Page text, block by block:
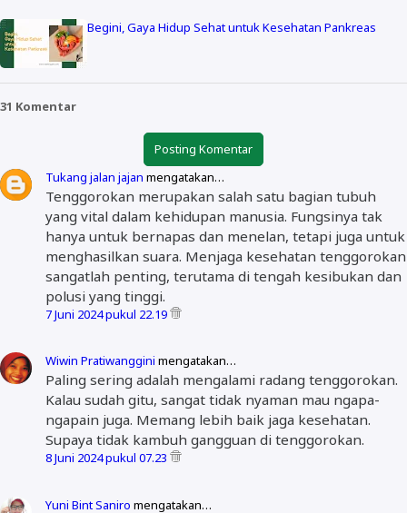
Begini, Gaya Hidup Sehat untuk Kesehatan Pankreas
31 Komentar
Posting Komentar
Tukang jalan jajan mengatakan…
Tenggorokan merupakan salah satu bagian tubuh
yang vital dalam kehidupan manusia. Fungsinya tak
hanya untuk bernapas dan menelan, tetapi juga untuk
menghasilkan suara. Menjaga kesehatan tenggorokan
sangatlah penting, terutama di tengah kesibukan dan
polusi yang tinggi.
7 Juni 2024 pukul 22.19
Wiwin Pratiwanggini mengatakan…
Paling sering adalah mengalami radang tenggorokan.
Kalau sudah gitu, sangat tidak nyaman mau ngapa-
ngapain juga. Memang lebih baik jaga kesehatan.
Supaya tidak kambuh gangguan di tenggorokan.
8 Juni 2024 pukul 07.23
Yuni Bint Saniro mengatakan…